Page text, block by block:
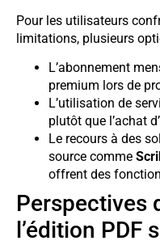
Pour les utilisateurs
limitations, plusieurs
L’abonnement
premium lors de
L’utilisation de
plutôt que l’achat
Le recours à des
source comme
offrent des
Perspectives
l’édition PDF